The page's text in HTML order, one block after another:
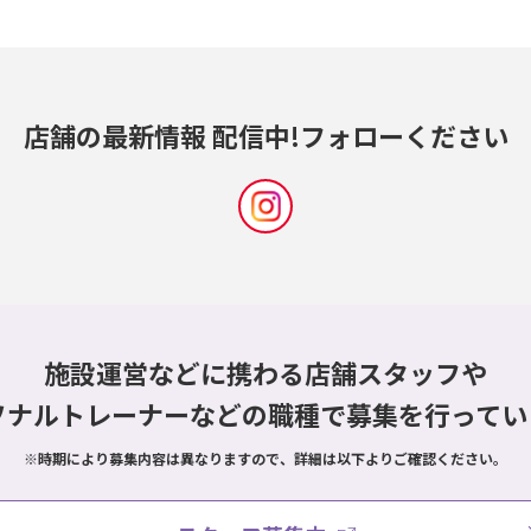
店舗の最新情報 配信中!フォローください
施設運営などに携わる店舗スタッフや
ルトレーナーなどの職種で募集を行って
※時期により募集内容は異なりますので、詳細は以下よりご確認ください。